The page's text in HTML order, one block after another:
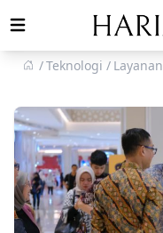
Open main menu
Teknologi